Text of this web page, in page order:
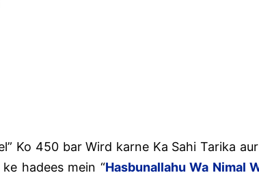
Ko 450 bar Wird karne Ka Sahi Tarika
hadees mein “Hasbunallahu Wa Nimal